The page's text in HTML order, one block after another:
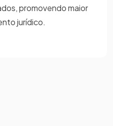
promovendo maior
jurídico.